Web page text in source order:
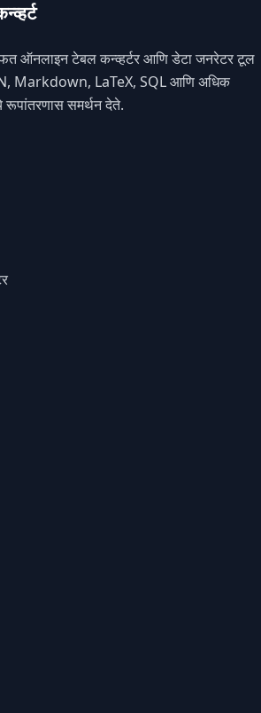
ऑनलाइन टेबल कन्व्हर्टर आणि डेटा जनरेटर टूल
Markdown, LaTeX, SQL आणि अधिक
रूपांतरणास समर्थन देते.